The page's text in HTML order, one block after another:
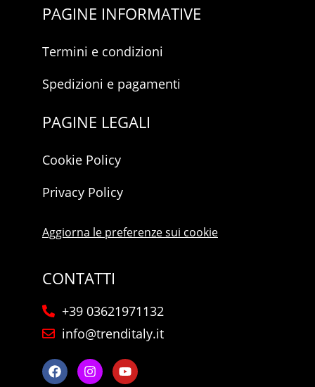
PAGINE INFORMATIVE
Termini e condizioni
Spedizioni e pagamenti
PAGINE LEGALI
Cookie Policy
Privacy Policy
Aggiorna le preferenze sui cookie
CONTATTI
+39 03621971132
info@trenditaly.it